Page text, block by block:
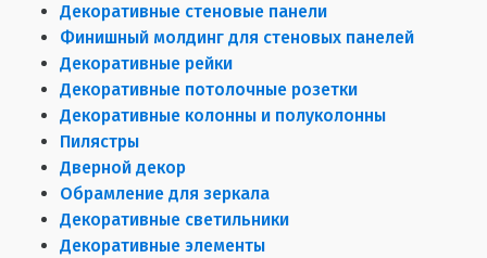
Декоративные стеновые панели
Финишный молдинг для стеновых панелей
Декоративные рейки
Декоративные потолочные розетки
Декоративные колонны и полуколонны
Пилястры
Дверной декор
Обрамление для зеркала
Декоративные светильники
Декоративные элементы